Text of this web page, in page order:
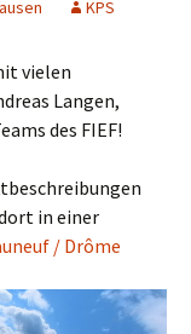
KPS
vielen
Langen,
des FIEF!
in einer
/ Drôme